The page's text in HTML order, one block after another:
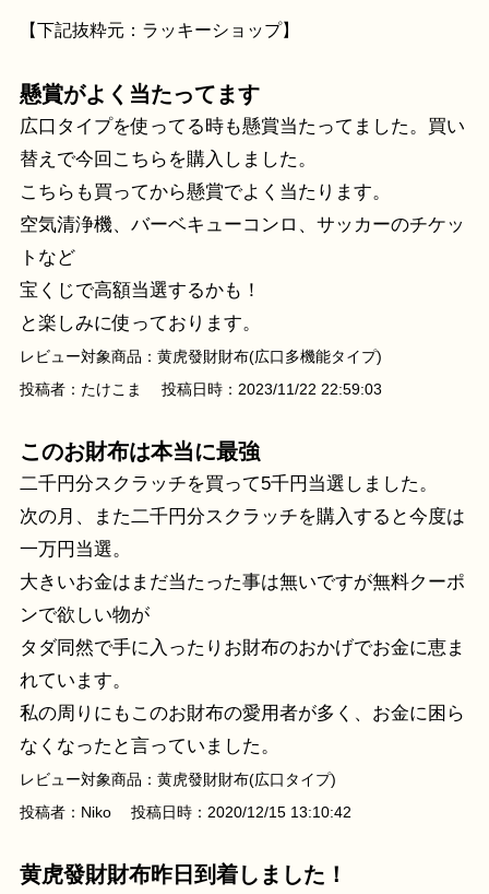
【下記抜粋元：ラッキーショップ】
懸賞がよく当たってます
広口タイプを使ってる時も懸賞当たってました。買い
替えで今回こちらを購入しました。
こちらも買ってから懸賞でよく当たります。
空気清浄機、バーベキューコンロ、サッカーのチケッ
トなど
宝くじで高額当選するかも！
と楽しみに使っております。
レビュー対象商品：黄虎發財財布(広口多機能タイプ)
投稿者：たけこま 投稿日時：2023/11/22 22:59:03
このお財布は本当に最強
二千円分スクラッチを買って5千円当選しました。
次の月、また二千円分スクラッチを購入すると今度は
一万円当選。
大きいお金はまだ当たった事は無いですが無料クーポ
ンで欲しい物が
タダ同然で手に入ったりお財布のおかげでお金に恵ま
れています。
私の周りにもこのお財布の愛用者が多く、お金に困ら
なくなったと言っていました。
レビュー対象商品：黄虎發財財布(広口タイプ)
投稿者：Niko 投稿日時：2020/12/15 13:10:42
黄虎發財財布昨日到着しました！